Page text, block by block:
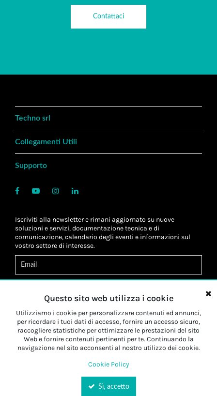
Contattaci
Techno srl
Collegamenti Utili
Supporto
Iscriviti alla newsletter e rimani aggiornato su nuove
soluzioni e servizi, documentazione tecnica e di
comunicazione, calendario degli eventi e informazioni sul
vostro settore di interesse.
Letta l'informativa, autorizzo altrattamento dei miei dati
personali*
Letta l'informativa, autorizzo al trattamento dei miei dati
personali a fini dimarketing*
Iscriviti
Questo sito web utilizza i cookie
Utilizziamo i cookie per personalizzare contenuti ed annunci,
per ricordare i tuoi dati di accesso, fornire un accesso sicuro,
raccogliere statistiche per ottimizzare le prestazioni del sito
Web e fornire contenuti pertinenti per te. Continuando la
navigazione nel sito acconsenti al nostro utilizzo dei cookie.
Cookie Policy
Sì, accetto